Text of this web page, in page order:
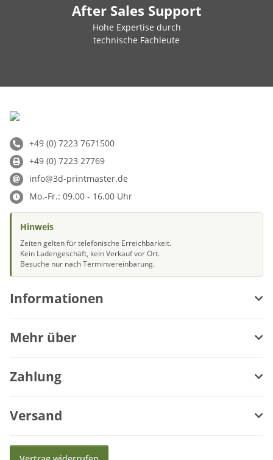
After Sales Support
Hohe Expertise durch
technische Fachleute
+49 (0) 7223 7671500
+49 (0) 7223 27769
info@3d-printmaster.de
Mo.-Fr.: 09.00 - 16.00 Uhr
Hinweis
Zeiten gelten für telefonische Erreichbarkeit.
Kein Ladengeschäft, kein Verkauf vor Ort.
Besuche nur nach Terminvereinbarung.
Informationen
Mehr über
Zahlung
Versand